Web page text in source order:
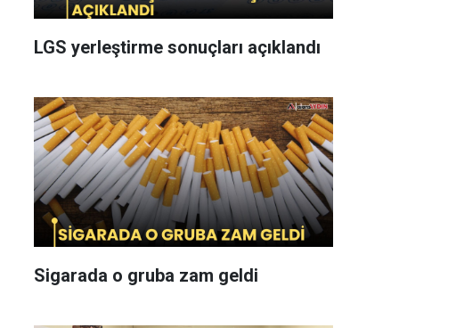
LGS yerleştirme sonuçları açıklandı
Sigarada o gruba zam geldi